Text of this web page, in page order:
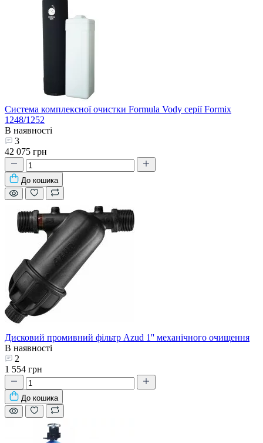
Система комплексної очистки Formula Vody серії Formix
1248/1252
В наявності
3
42 075 грн
До кошика
Дисковий промивний фільтр Azud 1'' механічного очищення
В наявності
2
1 554 грн
До кошика